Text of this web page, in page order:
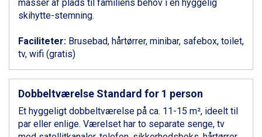
Sölden fra DKK 8.445
Bad Hofgastein fra DKK 5.495
Passo Tonale fra DKK 3.795
Saalbach fra DKK 5.945
Champoluc fra DKK 3.795
Sestriere fra DKK 4.395
Ischgl fra DKK 7.095
Fieberbrunn fra DKK 6.145
St. Anton fra DKK 7.245
masser af plads til familiens behov i en hyggelig
skihytte-stemning.
Faciliteter: Brusebad, hårtørrer, minibar, safebox, toilet,
tv, wifi (gratis)
Dobbeltværelse Standard for 1 person
Et hyggeligt dobbeltværelse på ca. 11-15 m², ideelt til
par eller enlige. Værelset har to separate senge, tv